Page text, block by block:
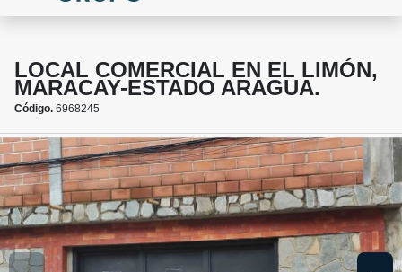
LOCAL COMERCIAL EN EL LIMÓN,
MARACAY-ESTADO ARAGUA.
Código. 6968245